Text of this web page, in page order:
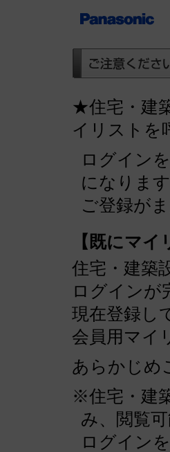
★住宅・建
イリストを
ログイン
になります
ご登録が
【既にマ
住宅・建築
ログインが
現在登録し
会員用マイ
あらかじめ
※住宅・建
み、閲覧
ログイン